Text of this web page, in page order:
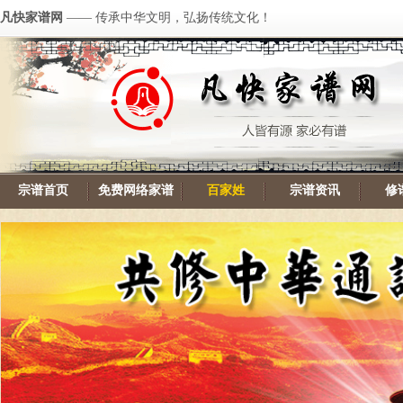
凡快家谱网 —— 传承中华文明，弘扬传统文化！
宗谱首页 免费网络家谱 百家姓 宗谱资讯 修